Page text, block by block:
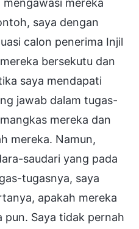
saya dengan
calon penerima Injil
bersekutu dan
saya mendapati
jawab dalam tugas-
mereka dan
mereka. Namun,
saudari yang pada
tugasnya, saya
apakah mereka
pun. Saya tidak pernah